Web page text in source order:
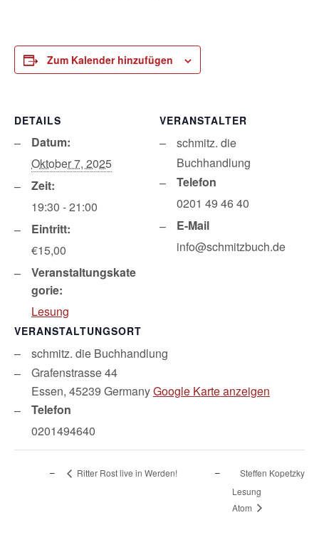
Zum Kalender hinzufügen
DETAILS
Datum:
Oktober 7, 2025
Zeit:
19:30 - 21:00
Eintritt:
€15,00
Veranstaltungskate
gorie:
Lesung
VERANSTALTUNGSORT
schmitz. die Buchhandlung
Grafenstrasse 44
Essen, 45239 GermanyGoogle Karte anzeigen
Telefon
0201494640
VERANSTALTER
schmitz. die
Buchhandlung
Telefon
0201 49 46 40
E-Mail
info@schmitzbuch.de
Ritter Rost live in Werden!
Steffen Kopetzky
Lesung
Atom